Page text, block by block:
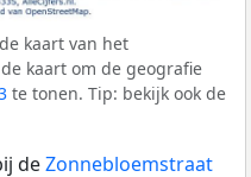
kaart van het
kaart om de geografie
te tonen. Tip: bekijk ook de
deZonnebloemstraat